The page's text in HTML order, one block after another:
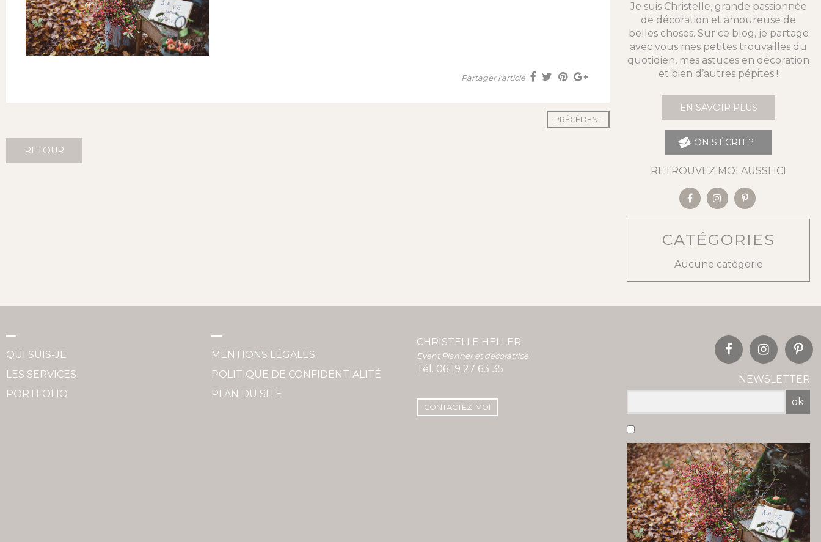
Partager l'article
PRÉCÉDENT
RETOUR
Je suis Christelle, grande passionnée
de décoration et amoureuse de
belles choses. Sur ce blog, je partage
avec vous mes petites trouvailles du
quotidien, mes astuces en décoration
et bien d’autres pépites !
EN SAVOIR PLUS
ON S'ÉCRIT ?
RETROUVEZ MOI AUSSI ICI
CATÉGORIES
Aucune catégorie
QUI SUIS-JE
LES SERVICES
PORTFOLIO
MENTIONS LÉGALES
POLITIQUE DE CONFIDENTIALITÉ
PLAN DU SITE
CHRISTELLE HELLER
Event Planner et décoratrice
Tél. 06 19 27 63 35
CONTACTEZ-MOI
NEWSLETTER
ok